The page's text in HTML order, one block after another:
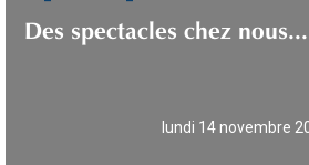
Des spectacles chez
lundi 14 novembre